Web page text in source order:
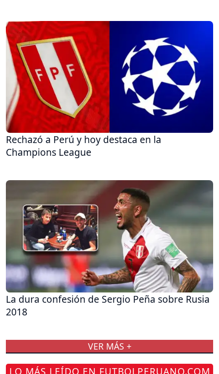
Rechazó a Perú y hoy destaca en la
Champions League
La dura confesión de Sergio Peña sobre Rusia
2018
VER MÁS +
LO MÁS LEÍDO EN FUTBOLPERUANO.COM